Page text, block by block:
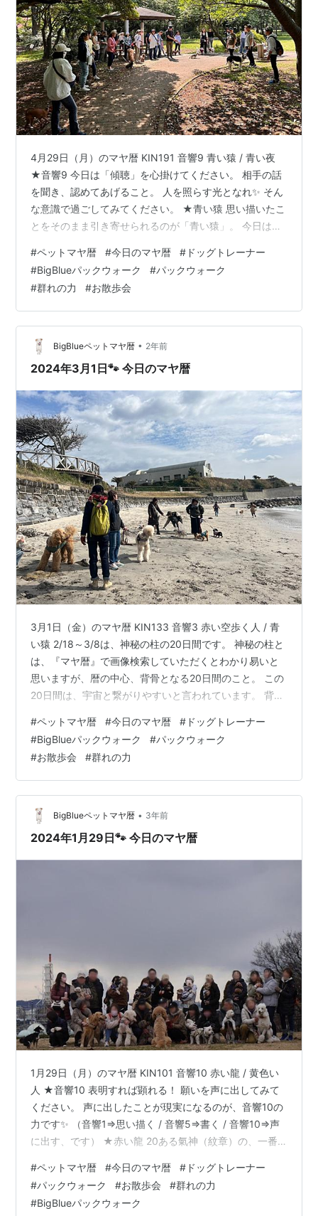
4月29日（月）のマヤ暦 KIN191 音響9 青い猿 / 青い夜
★音響9 今日は「傾聴」を心掛けてください。 相手の話
を聞き、認めてあげること。 人を照らす光となれ✨ そん
な意識で過ごしてみてください。 ★青い猿 思い描いたこ
とをそのまま引き寄せられるのが「青い猿」。 今日はワ
の人を喜ばせることで、ご縁はどんどん広がっていきま
す。 楽しむために生きましょう！ 困難に思うことも、軽
やかな心で乗りこえていけます。 ★青い夜（13日間）
【青い”夢語る”夜】です。 夢や希望を語ってください。
語ることで夢がどんどん近づきます。 イメージが鮮明
で…
#ペットマヤ暦 #今日のマヤ暦 # ドッグトレーナー
#BigBlueパックウォーク #パックウォーク
#群れの力 #お散歩会
BigBlueペットマヤ暦 • 2年前
2024年3月1日🐾 今日のマヤ暦
3月1日（金）のマヤ暦 KIN133 音響3 赤い空歩く人 / 青
い猿 2/18～3/8は、神秘の柱の20日間です。 神秘の柱と
は、『マヤ暦』で画像検索していただくとわかり易いと
思いますが、暦の中心、背骨となる20日間のこと。 この
20日間は、宇宙と繋がりやすいと言われています。 背筋
う！ ★音響3 今日は「未知体験」がキーワード。 好奇心
を持って、初めてのことにチャレンジしてみてください♪
また、今日は「繋げる」ということに向いている日で
す。 人と人とを繋げたり、職場で調整役に徹したり…を
意識してみましょう😊 （組体操の真ん中の人になったよ
うな…
#ペットマヤ暦 #今日のマヤ暦 # ドッグトレーナー
#BigBlueパックウォーク #パックウォーク
#お散歩会 #群れの力
BigBlueペットマヤ暦 • 3年前
2024年1月29日🐾 今日のマヤ暦
1月29日（月）のマヤ暦 KIN101 音響10 赤い龍 / 黄色い
人 ★音響10 表明すれば顕れる！ 願いを声に出してみて
ください。 声に出したことが現実になるのが、音響10の
力です✨ （音響1⇒思い描く / 音響5⇒書く / 音響10⇒声
に出す、です） ★赤い龍 20ある氣神（紋章）の、一番
のに最高の時！ 何かを始めるには「赤い龍」の日からで
ないとうまくいかない、と言われるくらいエネルギーの
高い氣神です。 熱い情熱は、人々の心を動かします。 ★
#ペットマヤ暦 #今日のマヤ暦 # ドッグトレーナー
#パックウォーク #お散歩会 #群れの力
#BigBlueパックウォーク